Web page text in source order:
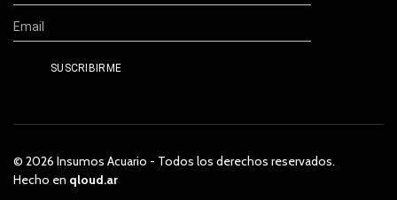
© 2026 Insumos Acuario - Todos los derechos reservados.
Hecho en qloud.ar